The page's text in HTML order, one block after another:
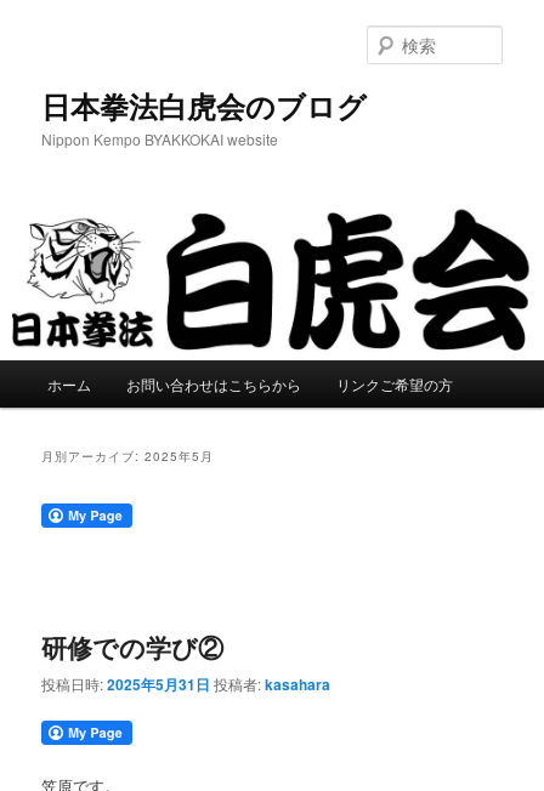
日本拳法白虎会のブログ
Nippon Kempo BYAKKOKAI website
索
ホーム お問い合わせはこちらから リンクご希望の方
月別アーカイブ:2025年5月
研修での学び②
投稿日時:2025年5月31日 投稿者:kasahara
笠原です。